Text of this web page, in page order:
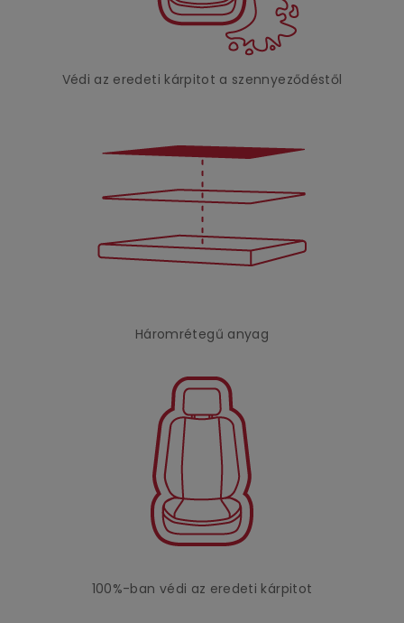
Védi az eredeti kárpitot a szennyeződéstől
Háromrétegű anyag
100%-ban védi az eredeti kárpitot